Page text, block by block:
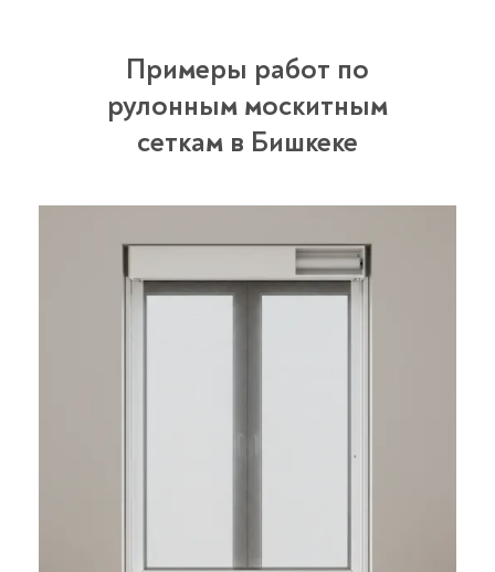
Примеры работ по
рулонным москитным
сеткам в Бишкеке